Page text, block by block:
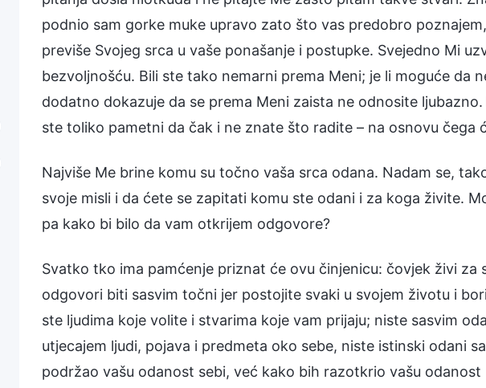
podnio sam gorke muke upravo zato što vas predobro
previše Svojeg srca u vaše ponašanje i postupke. Svejedno Mi
bezvoljnošću. Bili ste tako nemarni prema Meni; je li moguće da
dodatno dokazuje da se prema Meni zaista ne odnosite
ste toliko pametni da čak i ne znate što radite – na osnovu čega
Najviše Me brine komu su točno vaša srca odana. Nadam se,
svoje misli i da ćete se zapitati komu ste odani i za koga živite.
pa kako bi bilo da vam otkrijem odgovore?
Svatko tko ima pamćenje priznat će ovu činjenicu: čovjek živi za
odgovori biti sasvim točni jer postojite svaki u svojem životu i
ste ljudima koje volite i stvarima koje vam prijaju; niste sasvim
utjecajem ljudi, pojava i predmeta oko sebe, niste istinski odani
podržao vašu odanost sebi, već kako bih razotkrio vašu